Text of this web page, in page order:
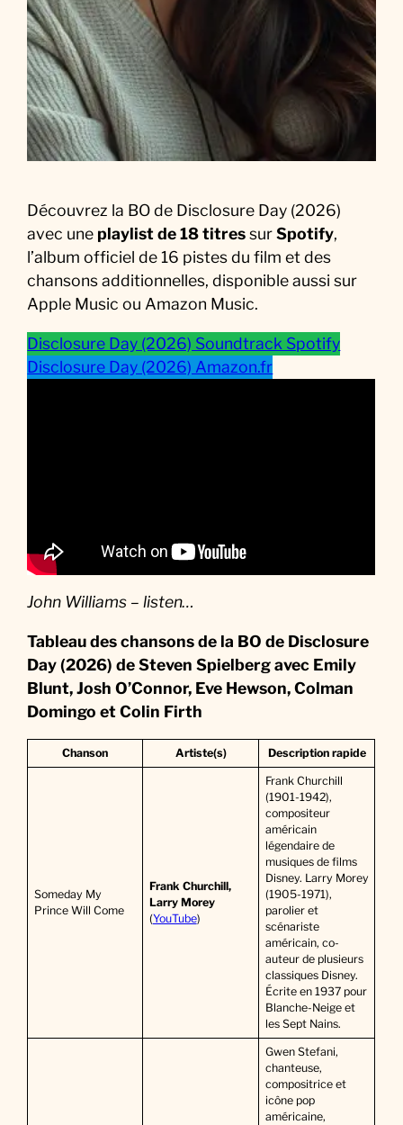
i
u
e
Découvrez la BO de Disclosure Day (2026)
avec une playlist de 18 titressurSpotify,
l’album officiel de 16 pistes du film et des
chansons additionnelles, disponible aussi sur
Apple Music ou Amazon Music.
Disclosure Day (2026) Soundtrack Spotify
Disclosure Day (2026) Amazon.fr
John Williams – listen…
Tableau des chansons de la BO de Disclosure
Day (2026) de Steven Spielberg avec Emily
Blunt, Josh O’Connor, Eve Hewson, Colman
Domingo et Colin Firth
Chanson Artiste(s) Description rapide
Someday My
Prince Will Come
Frank Churchill,
Larry Morey
(YouTube)
Frank Churchill
(1901-1942),
compositeur
américain
légendaire de
musiques de films
Disney. Larry Morey
(1905-1971),
parolier et
scénariste
américain, co-
auteur de plusieurs
classiques Disney.
Écrite en 1937 pour
Blanche-Neige et
les Sept Nains.
Gwen Stefani,
chanteuse,
compositrice et
icône pop
américaine,